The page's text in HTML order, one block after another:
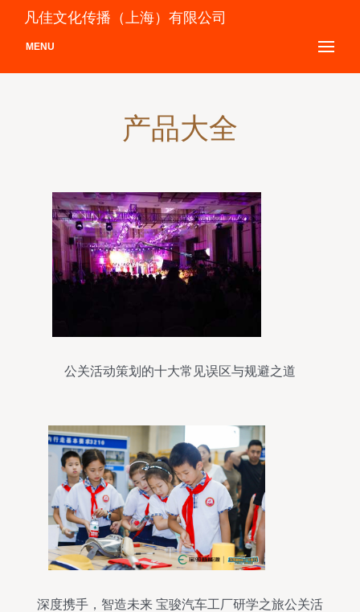
凡佳文化传播（上海）有限公司
MENU
产品大全
公关活动策划的十大常见误区与规避之道
深度携手，智造未来 宝骏汽车工厂研学之旅公关活